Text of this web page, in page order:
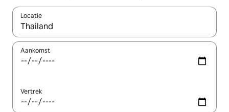
Locatie
Wanneer er suggesties beschikbaar zijn, maak je een keuze
Aankomst
Vertrek